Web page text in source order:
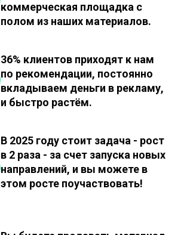
коммерческая площадка с
полом из наших материалов.
36% клиентов приходят к нам
по рекомендации, постоянно
вкладываем деньги в рекламу,
и быстро растём.
В 2025 году стоит задача - рост
в 2 раза - за счет запуска новых
направлений, и вы можете в
этом росте поучаствовать!